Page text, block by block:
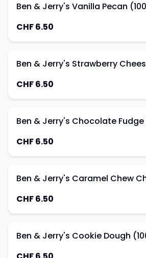
Ben & Jerry's Vanilla Pecan
CHF 6.50
Ben & Jerry's Strawberry
CHF 6.50
Ben & Jerry's Chocolate Fudge
CHF 6.50
Ben & Jerry's Caramel Chew
CHF 6.50
Ben & Jerry's Cookie Dough